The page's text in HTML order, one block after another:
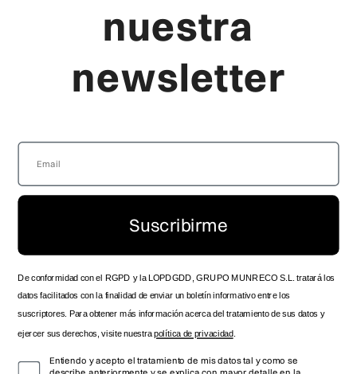
CANAL DENUNCIA
RELOJES PARA NIÑO
Viceroy
SERVICIO TÉCNICO OFICIAL
ZONA DISTRIBUIDOR
SPOTS HISTÓRICOS
TRABAJA CON NOSOTROS
Producto
ENVÍOS Y ENTREGAS
PRODUCTO
FOLLOW US
nuestra
newsletter
Suscribirme
De conformidad con el RGPD y la LOPDGDD, GRUPO MUNRECO S.L. tratará los
datos facilitados con la finalidad de enviar un boletín informativo entre los
suscriptores. Para obtener más información acerca del tratamiento de sus datos y
ejercer sus derechos, visite nuestrapolítica de privacidad.
Entiendo y acepto el tratamiento de mis datos tal y como se